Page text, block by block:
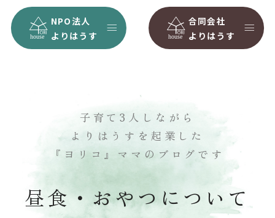
NPO法人
よりはうす
合同会社
よりはうす
子育て3人しながら
よりはうすを起業した
『ヨリコ』ママのブログです
昼食・おやつについて